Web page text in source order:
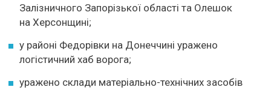
Залізничного Запорізької області та Олешок
на Херсонщині;
у районі Федорівки на Донеччині уражено
логістичний хаб ворога;
уражено склади матеріально-технічних засобів